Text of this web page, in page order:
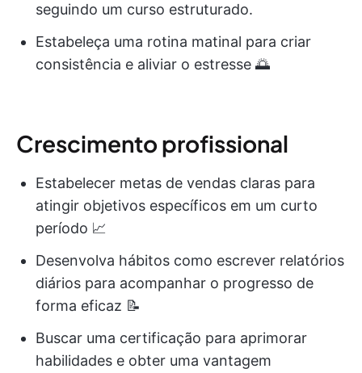
seguindo um curso estruturado.
Estabeleça uma rotina matinal para criar
consistência e aliviar o estresse 🌅
Crescimento profissional
Estabelecer metas de vendas claras para
atingir objetivos específicos em um curto
período 📈
Desenvolva hábitos como escrever relatórios
diários para acompanhar o progresso de
forma eficaz 📝
Buscar uma certificação para aprimorar
habilidades e obter uma vantagem